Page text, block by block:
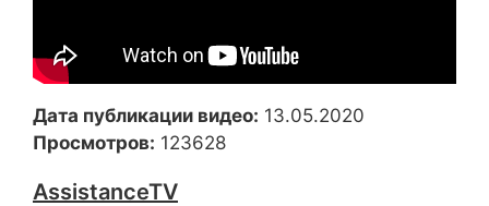
Дата публикации видео: 13.05.2020
Просмотров: 123628
AssistanceTV